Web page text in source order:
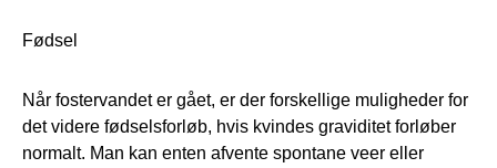
Fødsel
Når fostervandet er gået, er der forskellige muligheder for
det videre fødselsforløb, hvis kvindes graviditet forløber
normalt. Man kan enten afvente spontane veer eller